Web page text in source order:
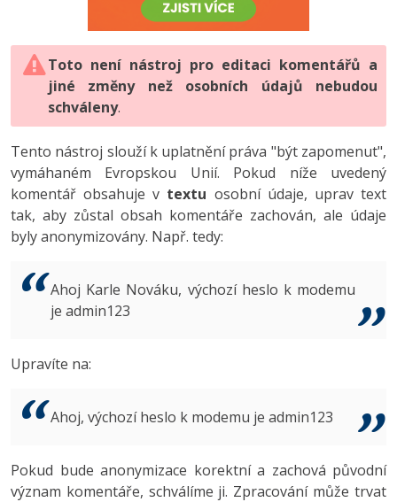
HTML5, CSS3, Bootstrap, SEO
SQL a databáze
Testování a verzování
UML a návrhové vzory
React
Spring
ASP.NET MVC
Best practices
PHP
JavaScript
Python
HTML / CSS
UML a návrhové vzory
MySQL/MariaDB
MS-SQL
Vývojář mobilních aplikací
C# Game developer
Tester
Systémový administrátor
3D grafik
Copywriter
WordPress specialista
-80%
JavaScript -80%
PHP -80%
Swift -80%
Kotlin -80%
VB.NET
Algoritmy -41%
Umělá inteligence (AI) -10%
Digitální gramotnost
Marketing
WordPress
SEO
UX
Business
Copywriting
Windows
Photoshop -80%
Adobe Illustrator -80%
Adobe Lightroom
Adobe XD
Adobe InDesign -25%
Adobe After Effects
Inkscape
Fórum
Toto není nástroj pro editaci komentářů a
jiné změny než osobních údajů nebudou
schváleny.
Tento nástroj slouží k uplatnění práva "být zapomenut",
vymáhaném Evropskou Unií. Pokud níže uvedený
komentář obsahuje v textu osobní údaje, uprav text
tak, aby zůstal obsah komentáře zachován, ale údaje
byly anonymizovány. Např. tedy:
Ahoj Karle Nováku, výchozí heslo k modemu
je admin123
Upravíte na:
Ahoj, výchozí heslo k modemu je admin123
Pokud bude anonymizace korektní a zachová původní
význam komentáře, schválíme ji. Zpracování může trvat